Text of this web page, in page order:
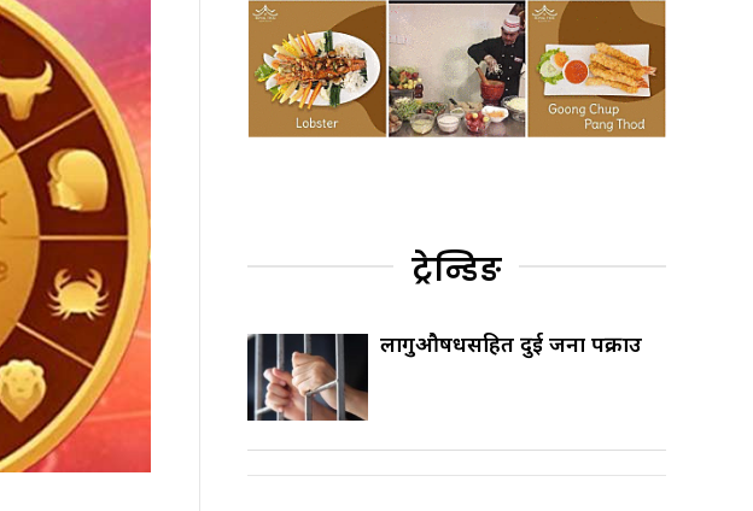
ट्रेन्डिङ
लागुऔषधसहित दुई जना पक्राउ